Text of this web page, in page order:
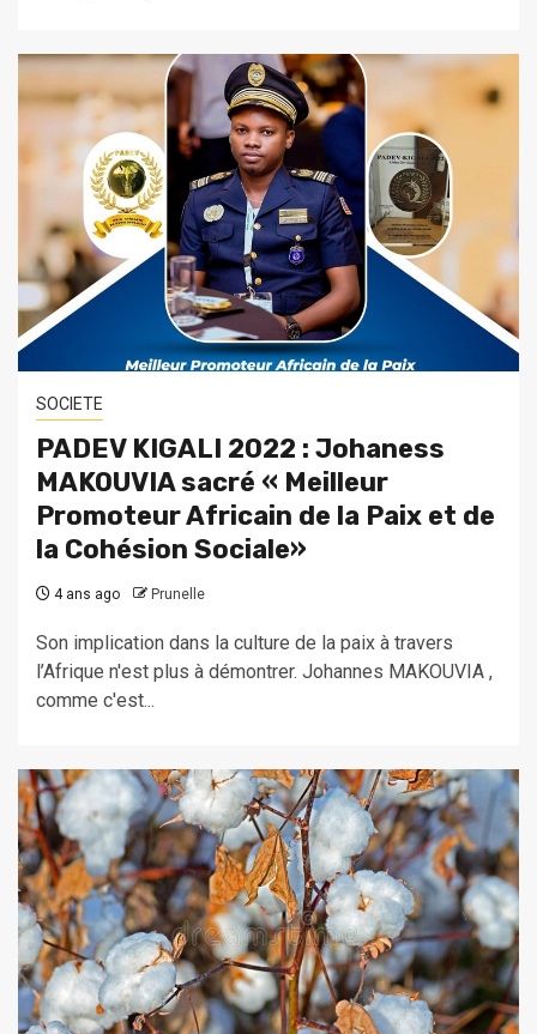
SOCIETE
PADEV KIGALI 2022 : Johaness
MAKOUVIA sacré « Meilleur
Promoteur Africain de la Paix et de
la Cohésion Sociale»
4 ans ago Prunelle
Son implication dans la culture de la paix à travers
l’Afrique n'est plus à démontrer. Johannes MAKOUVIA ,
comme c'est...